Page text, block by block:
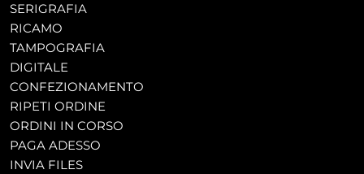
SERIGRAFIA
RICAMO
TAMPOGRAFIA
DIGITALE
CONFEZIONAMENTO
RIPETI ORDINE
ORDINI IN CORSO
PAGA ADESSO
INVIA FILES